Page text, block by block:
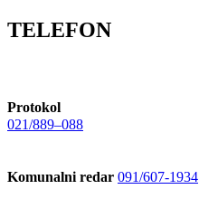
TELEFON
Protokol
021/889–088
Komunalni redar 091/607-1934